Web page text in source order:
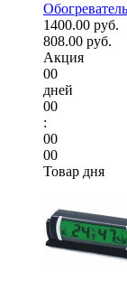
1400.00 руб.
808.00 руб.
Акция
00
дней
00
:
00
00
Товар дня